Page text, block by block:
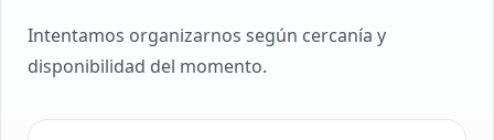
Intentamos organizarnos según cercanía y
disponibilidad del momento.